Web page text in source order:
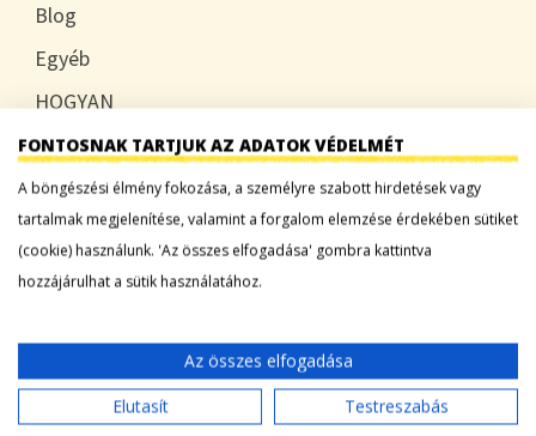
Blog
Egyéb
HOGYAN
TUDATOSAN
LEGFRISSEBB BEJEGYZÉSEK
desszert
Tökszezon: sokoldalú alapanyagok a nyártól
egészen télig
FONTOSNAK TARTJUK AZ ADATOK VÉDELMÉT
A böngészési élmény fokozása, a személyre szabott hirdetések vagy
tartalmak megjelenítése, valamint a forgalom elemzése érdekében sütiket
(cookie) használunk. 'Az összes elfogadása' gombra kattintva
hozzájárulhat a sütik használatához.
Az összes elfogadása
Elutasít
Testreszabás